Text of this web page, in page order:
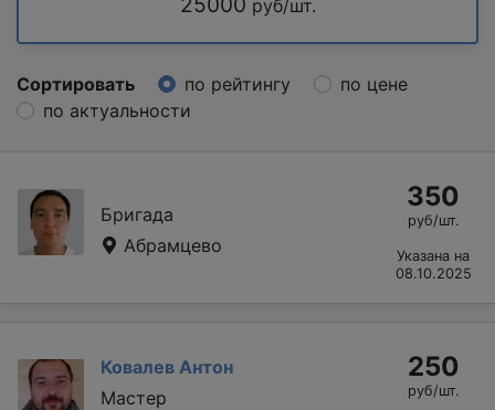
руб/шт.
Сортировать по рейтингу
по цене
по актуальности
Бригада
Абрамцево
350
руб/шт.
Указана на
08.10.2025
Ковалев Антон
Мастер
250
руб/шт.